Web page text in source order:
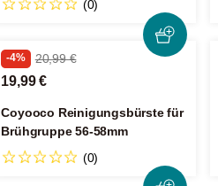
(0)
-4% 20,99 €
19,99 €
Coyooco Reinigungsbürste für
Brühgruppe 56-58mm
(0)